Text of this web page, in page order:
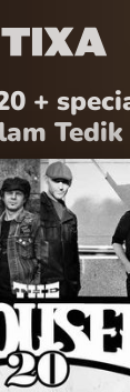
+
Tedik